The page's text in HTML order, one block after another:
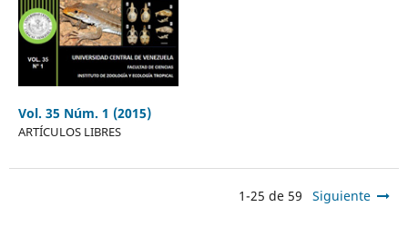
Vol. 35 Núm. 1 (2015)
ARTÍCULOS LIBRES
1-25 de 59 Siguiente